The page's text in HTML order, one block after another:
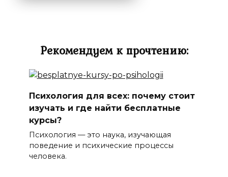
Рекомендуем к прочтению:
Психология для всех: почему стоит
изучать и где найти бесплатные
курсы?
Психология — это наука, изучающая
поведение и психические процессы
человека.